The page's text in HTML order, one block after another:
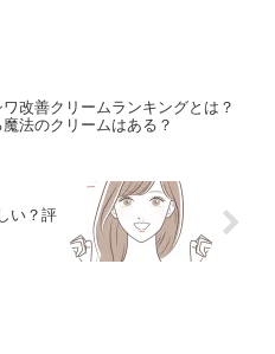
改善クリームランキングとは？
法のクリームはある？
い？評